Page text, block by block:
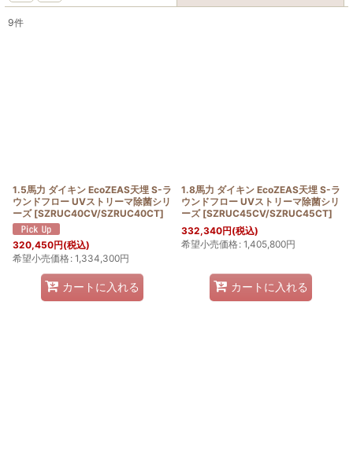
9件
1.5馬力 ダイキン EcoZEAS天埋 S-ラ
ウンドフロー UVストリーマ除菌シリ
ーズ [SZRUC40CV/SZRUC40CT]
320,450円(税込)
希望小売価格: 1,334,300円
カートに入れる
1.8馬力 ダイキン EcoZEAS天埋 S-ラ
ウンドフロー UVストリーマ除菌シリ
ーズ [SZRUC45CV/SZRUC45CT]
332,340円(税込)
希望小売価格: 1,405,800円
カートに入れる